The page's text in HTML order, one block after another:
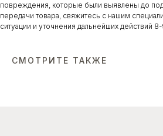
повреждения, которые были выявлены до
передачи товара, свяжитесь с нашим
ситуации и уточнения дальнейших действий
СМОТРИТЕ ТАКЖЕ